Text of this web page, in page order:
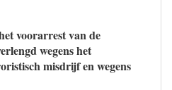
voorarrest van de
wegens het
misdrijf en wegens